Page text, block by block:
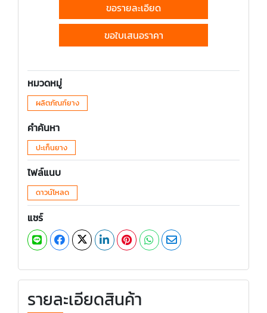
ขอรายละเอียด
ขอใบเสนอราคา
หมวดหมู่
ผลิตภัณฑ์ยาง
คำค้นหา
ปะเก็นยาง
ไฟล์แนบ
ดาวน์โหลด
แชร์
รายละเอียดสินค้า